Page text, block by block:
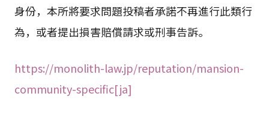
身份，本所將要求問題投稿者承諾不再進行此類行
為，或者提出損害賠償請求或刑事告訴。
https://monolith-law.jp/reputation/mansion-
community-specific[ja]